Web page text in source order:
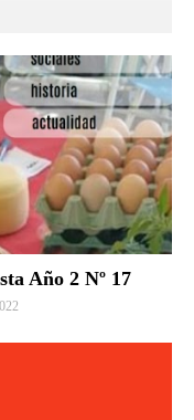
Año 2 Nº 17